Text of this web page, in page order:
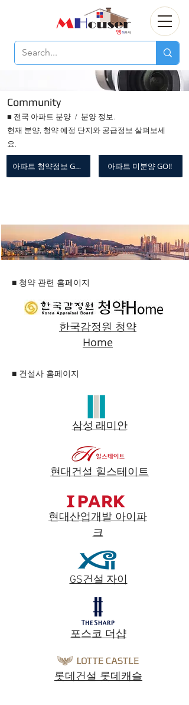
Community
■ 전국 아파트 분양 / 분양 정보.
현재 분양, 청약 예정 단지와 공급정보 살펴보세
요.
아파트 청약정보 GO!! 아파트 미분양 GO!!
■ 청약 관련 홈페이지
한국감정원 청약
Home
■ 건설사 홈페이지
​삼성 래미안
현대건설 힐스테이트
현대산업개발 아이파
크
GS건설 자이
포스코 더샵
롯데건설 롯데캐슬